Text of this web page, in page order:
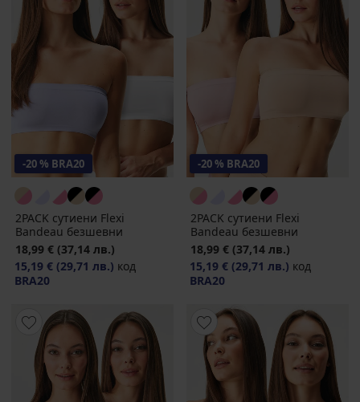
-20 % BRA20
2PACK сутиени Flexi
Bandeau безшевни
18,99 € (37,14 лв.)
15,19 € (29,71 лв.) код
BRA20
-20 % BRA20
2PACK сутиени Flexi
Bandeau безшевни
18,99 € (37,14 лв.)
15,19 € (29,71 лв.) код
BRA20